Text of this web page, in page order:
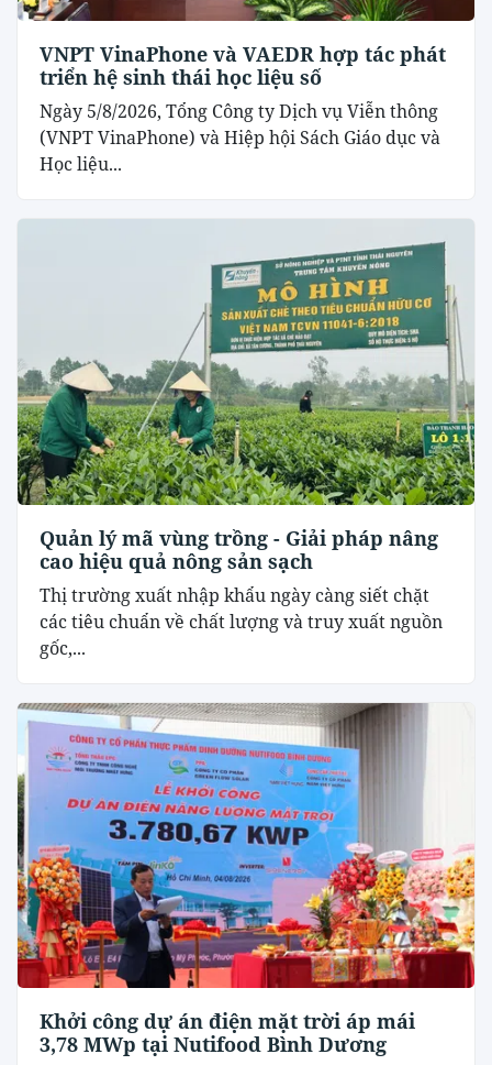
VNPT VinaPhone và VAEDR hợp tác phát
triển hệ sinh thái học liệu số
Ngày 5/8/2026, Tổng Công ty Dịch vụ Viễn thông
(VNPT VinaPhone) và Hiệp hội Sách Giáo dục và
Học liệu...
Quản lý mã vùng trồng - Giải pháp nâng
cao hiệu quả nông sản sạch
Thị trường xuất nhập khẩu ngày càng siết chặt
các tiêu chuẩn về chất lượng và truy xuất nguồn
gốc,...
Khởi công dự án điện mặt trời áp mái
3,78 MWp tại Nutifood Bình Dương